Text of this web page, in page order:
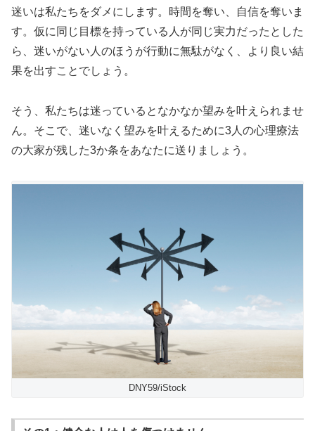
迷いは私たちをダメにします。時間を奪い、自信を奪いま
す。仮に同じ目標を持っている人が同じ実力だったとした
ら、迷いがない人のほうが行動に無駄がなく、より良い結
果を出すことでしょう。
そう、私たちは迷っているとなかなか望みを叶えられませ
ん。そこで、迷いなく望みを叶えるために3人の心理療法
の大家が残した3か条をあなたに送りましょう。
DNY59/iStock